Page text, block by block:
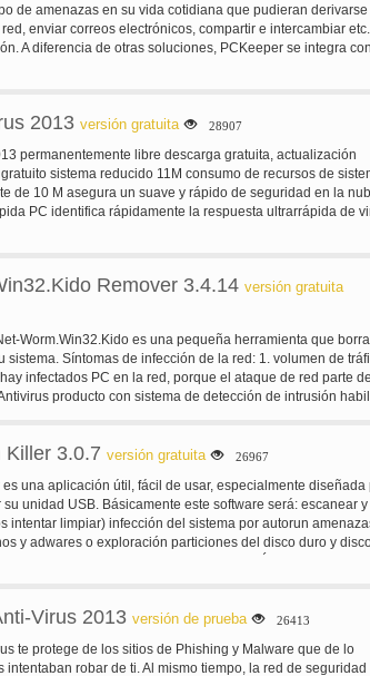
de amenazas en su vida cotidiana que pudieran derivarse
enviar correos electrónicos, compartir e intercambiar
A diferencia de otras soluciones, PCKeeper se integra con
con Microsoft Security Center que lo convierte en una
real impide descargar y compartir virus. Programar el
analiza permitir analizar cuando quieras. Actualizaciones
los nuevos tipos de virus, malware y spyware.
2013 versión gratuita 28907
permanentemente libre descarga gratuita, actualización
sistema reducido 11M consumo de recursos de
de 10 M asegura un suave y rápido de seguridad en la
PC identifica rápidamente la respuesta ultrarrápida de
compatibilidad Baidu Antivirus es compatible con la
Remover 3.4.14 versión gratuita
Worm.Win32.Kido es una pequeña herramienta que
sistema. Síntomas de infección de la red: 1. volumen de
infectados PC en la red, porque el ataque de red parte de
producto con sistema de detección de intrusión
nod32, f-secure, panda, kaspersky, etc.. 4. Un intento de
el gusano de red Net-Worm.Win32.Kido puede resultar
y la salida de uno de los siguientes errores: *
del sistema 2. * Error de activación: nombre del servidor no
Error de activación. No se puede conectar al servidor.
Killer 3.0.7 versión gratuita 26967
una aplicación útil, fácil de usar, especialmente diseñada
unidad USB. Básicamente este software será: escanear y
intentar limpiar) infección del sistema por autorun
y adwares o exploración particiones del disco duro y
Virus 2013 versión de prueba 26413
te protege de los sitios de Phishing y Malware que de lo
intentaban robar de ti. Al mismo tiempo, la red de seguridad